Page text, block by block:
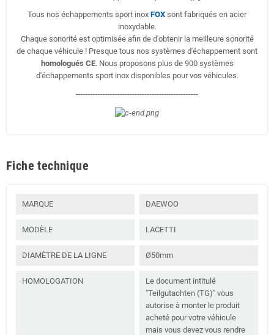
Tous nos échappements sport inox FOX sont fabriqués en acier
inoxydable.
Chaque sonorité est optimisée afin de d'obtenir la meilleure sonorité
de chaque véhicule ! Presque tous nos systèmes d'échappement sont
homologués CE. Nous proposons plus de 900 systèmes
d'échappements sport inox disponibles pour vos véhicules.
--------------------------------------------------
Fiche technique
MARQUE DAEWOO
MODÈLE LACETTI
DIAMÈTRE DE LA LIGNE Ø50mm
HOMOLOGATION
Le document intitulé
"Teilgutachten (TG)" vous
autorise à monter le produit
acheté pour votre véhicule
mais vous devez vous rendre